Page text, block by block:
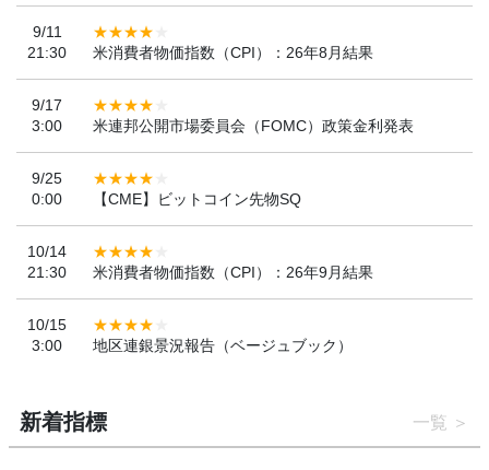
9/11
21:30
米消費者物価指数（CPI）：26年8月結果
9/17
3:00
米連邦公開市場委員会（FOMC）政策金利発表
9/25
0:00
【CME】ビットコイン先物SQ
10/14
21:30
米消費者物価指数（CPI）：26年9月結果
10/15
3:00
地区連銀景況報告（ベージュブック）
新着指標 一覧